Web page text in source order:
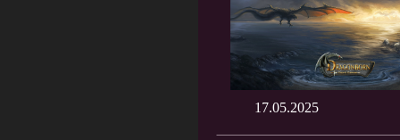
17.05.2025